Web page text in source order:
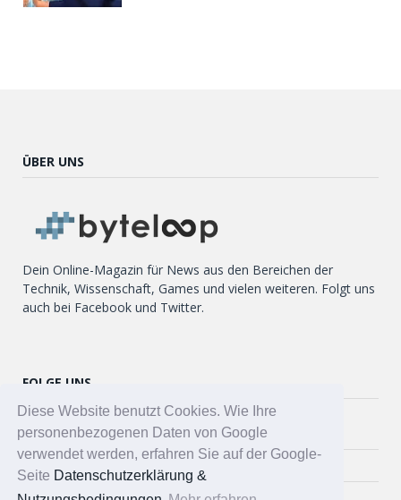
Diese Website benutzt Cookies. Wie Ihre
personenbezogenen Daten von Google
verwendet werden, erfahren Sie auf der Google-
Seite Datenschutzerklärung &
ÜBER UNS
Dein Online-Magazin für News aus den Bereichen der
Technik, Wissenschaft, Games und vielen weiteren. Folgt uns
auch bei Facebook und Twitter.
FOLGE UNS
Twitter
Facebook